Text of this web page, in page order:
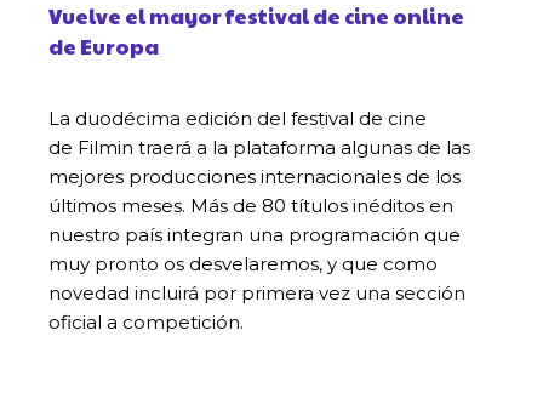
Vuelve el mayor festival de cine online
de Europa
La duodécima edición del festival de cine
de Filmin traerá a la plataforma algunas de las
mejores producciones internacionales de los
últimos meses. Más de 80 títulos inéditos en
nuestro país integran una programación que
muy pronto os desvelaremos, y que como
novedad incluirá por primera vez una sección
oficial a competición.